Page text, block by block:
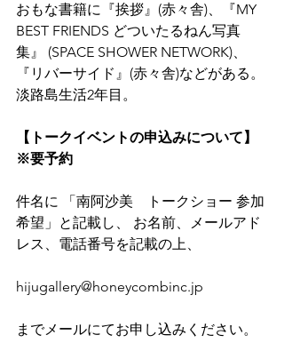
おもな書籍に『挨拶』(赤々舎)、『MY
BEST FRIENDS どついたるねん写真
集』 (SPACE SHOWER NETWORK)、
『リバーサイド』(赤々舎)などがある。
淡路島生活2年目。
【トークイベントの申込みについて】
※要予約
件名に 「南阿沙美　トークショー 参加
希望」と記載し、 お名前、メールアド
レス、電話番号を記載の上、
hijugallery@honeycombinc.jp
までメールにてお申し込みください。